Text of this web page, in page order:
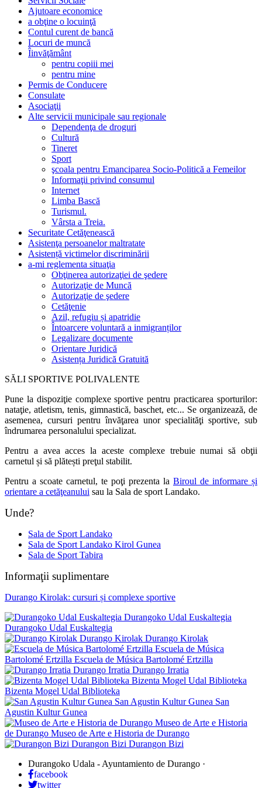
Ajutoare economice
a obţine o locuinţă
Contul curent de bancă
Locuri de muncă
Îinvăţământ
pentru copiii mei
pentru mine
Permis de Conducere
Consulate
Asociaţii
Alte servicii municipale sau regionale
Dependenţa de droguri
Cultură
Tineret
Sport
şcoala pentru Emanciparea Socio-Politică a Femeilor
Informaţii privind consumul
Internet
Limba Bască
Turismul.
Vârsta a Treia.
Securitate Cetăţenească
Asistenţa persoanelor maltratate
Asistență victimelor discriminării
a-mi reglementa situaţia
Obţinerea autorizaţiei de şedere
Autorizaţie de Muncă
Autorizaţie de şedere
Cetăţenie
Azil, refugiu și apatridie
Întoarcere voluntară a inmigranților
Legalizare documente
Orientare Juridică
Asistența Juridică Gratuită
SĂLI SPORTIVE POLIVALENTE
Pune la dispoziţie complexe sportive pentru practicarea sporturilor:
nataţie, atletism, tenis, gimnastică, baschet, etc... Se organizează, de
asemenea, cursuri pentru învăţarea unor specialităţi sportive, sub
îndrumarea personalului specializat.
Pentru a avea acces la aceste complexe trebuie numai să obţii
carnetul și să plătești preţul stabilit.
Pentru a scoate carnetul, te poţi prezenta la Biroul de informare și
orientare a cetăţeanului sau la Sala de sport Landako.
Unde?
Sala de Sport Landako
Sala de Sport Landako Kirol Gunea
Sala de Sport Tabira
Informaţii suplimentare
Durango Kirolak: cursuri și complexe sportive
Durangoko Udal Euskaltegia
Durangoko Udal Euskaltegia
Durango Kirolak Durango Kirolak
Escuela de Música
Bartolomé Ertzilla Escuela de Música Bartolomé Ertzilla
Durango Irratia Durango Irratia
Bizenta Mogel Udal Biblioteka
Bizenta Mogel Udal Biblioteka
San Agustin Kultur Gunea San
Agustin Kultur Gunea
Museo de Arte e Historia
de Durango Museo de Arte e Historia de Durango
Durangon Bizi Durangon Bizi
Durangoko Udala - Ayuntamiento de Durango ·
facebook
twitter